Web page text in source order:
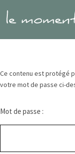
Ce contenu est protégé
votre mot de passe ci-
Mot de passe :